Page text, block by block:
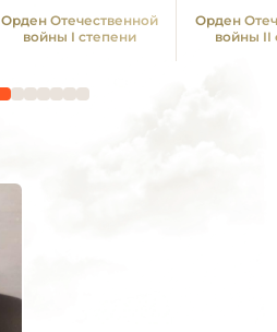
Орден Отечественной
войны I степени
Орден
войны II